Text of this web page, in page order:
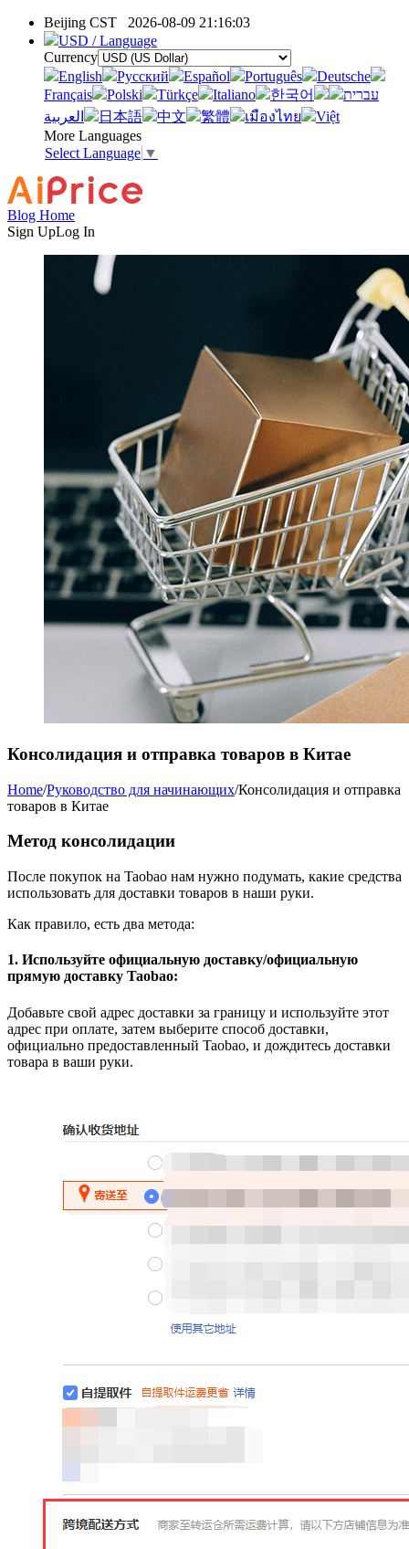
Beijing CST 2026-08-09 21:16:03
USD / Language
Currency
English
Pусский Español Português
Deutsche
Français
Polski Türkçe Italiano 한국어
עברית
العربية
日本語 中文 繁體 เมืองไทย
Việt
More Languages
Select Language ▼
Blog Home
Sign UpLog In
Консолидация и отправка товаров в Китае
Home/Руководство для начинающих/Консолидация и отправка
товаров в Китае
Метод консолидации
После покупок на Taobao нам нужно подумать, какие средства
использовать для доставки товаров в наши руки.
Как правило, есть два метода:
1. Используйте официальную доставку/официальную
прямую доставку Taobao:
Добавьте свой адрес доставки за границу и используйте этот
адрес при оплате, затем выберите способ доставки,
официально предоставленный Taobao, и дождитесь доставки
товара в ваши руки.